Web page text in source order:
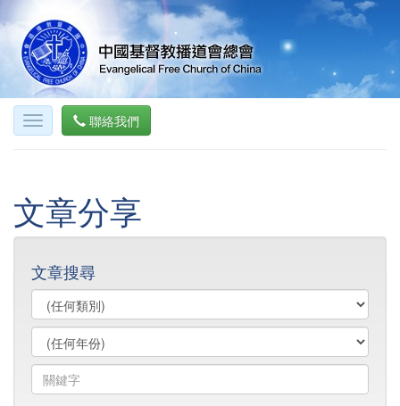
聯絡我們
文章分享
文章搜尋